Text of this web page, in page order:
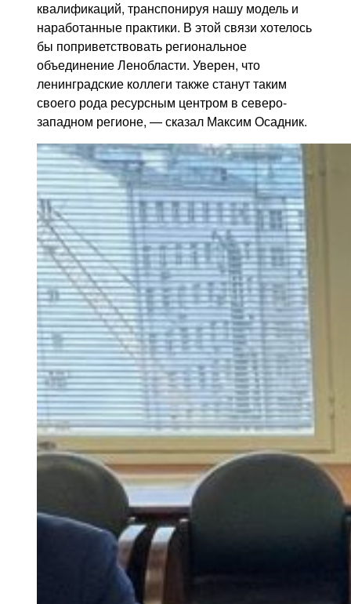
квалификаций, транспонируя нашу модель и
наработанные практики. В этой связи хотелось
бы поприветствовать региональное
объединение Ленобласти. Уверен, что
ленинградские коллеги также станут таким
своего рода ресурсным центром в северо-
западном регионе, — сказал Максим Осадник.